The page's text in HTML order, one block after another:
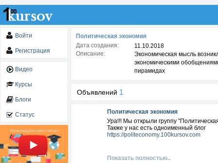
Войти
Регистрация
Видео
Курсы
Блоги
Статус
Политическая экономия
Дата создания:
11.10.2018
Описание:
Экономическая мысль
экономическими
пирамидах
Объявлений 1
Политическая экономия
Ура!!! Мы открыли группу
Также у нас есть одноименный блог
https://politeconomy.100kursov.com
Показать полностью..